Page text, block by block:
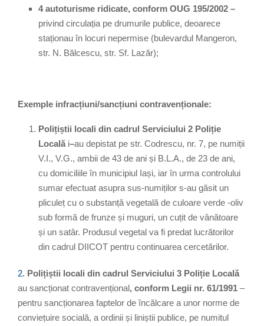
4 autoturisme ridicate, conform OUG 195/2002 –
privind circulația pe drumurile publice, deoarece
staționau în locuri nepermise (bulevardul Mangeron,
str. N. Bălcescu, str. Sf. Lazăr);
Exemple infracțiuni/sancțiuni contravenționale:
Polițiștii locali din cadrul Serviciului 2 Poliție
Locală i–au depistat pe str. Codrescu, nr. 7, pe numiții
V.I., V.G., ambii de 43 de ani și B.L.A., de 23 de ani,
cu domiciliile în municipiul Iași, iar în urma controlului
sumar efectuat asupra sus-numiților s-au găsit un
pliculeț cu o substanță vegetală de culoare verde -oliv
sub formă de frunze și muguri, un cuțit de vânătoare
și un satâr. Produsul vegetal va fi predat lucrătorilor
din cadrul DIICOT pentru continuarea cercetărilor.
2. Polițiștii locali din cadrul Serviciului 3 Poliție Locală
au sancționat contravențional, conform Legii nr. 61/1991 –
pentru sancționarea faptelor de încălcare a unor norme de
conviețuire socială, a ordinii și liniștii publice, pe numitul